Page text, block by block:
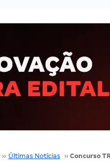
›› Últimas Notícias ››